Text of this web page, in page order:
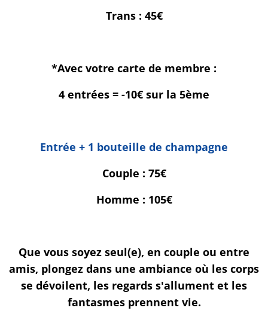
Trans : 45€
*Avec votre carte de membre :
💥4 entrées = -10€ sur la 5ème
Entrée + 1 bouteille de champagne
Couple : 75€
Homme : 105€
Que vous soyez seul(e), en couple ou entre
amis, plongez dans une ambiance où les corps
se dévoilent, les regards s'allument et les
fantasmes prennent vie.